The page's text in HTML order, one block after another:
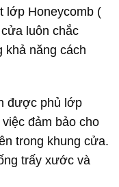
lớp Honeycomb (
luôn chắc
khả năng cách
được phủ lớp
đảm bảo cho
trong khung cửa.
trấy xước và